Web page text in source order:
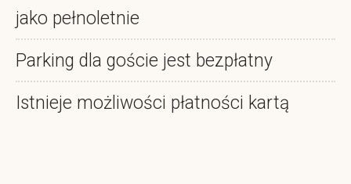
jako pełnoletnie
Parking dla goście jest bezpłatny
Istnieje możliwości płatności kartą